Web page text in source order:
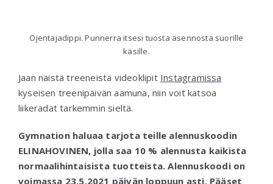
Ojentajadippi. Punnerra itsesi tuosta asennosta suorille
käsille.
Jaan näistä treeneistä videoklipit Instagramissa
kyseisen treenipäivän aamuna, niin voit katsoa
liikeradat tarkemmin sieltä.
Gymnation haluaa tarjota teille alennuskoodin
ELINAHOVINEN, jolla saa 10 % alennusta kaikista
normaalihintaisista tuotteista. Alennuskoodi on
voimassa 23.5.2021 päivän loppuun asti. Pääset